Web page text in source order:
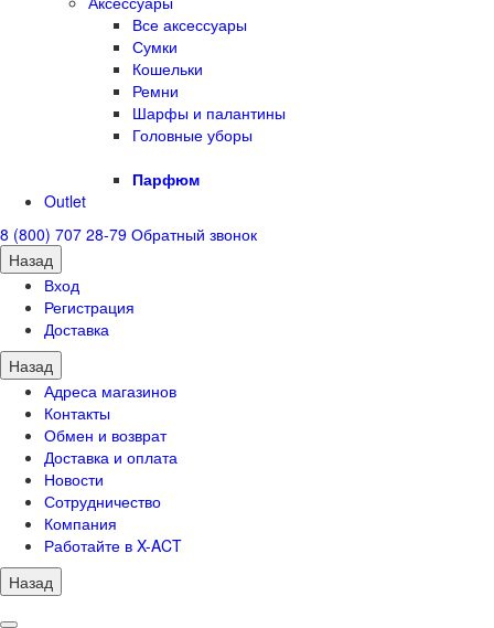
Все аксессуары
Сумки
Кошельки
Ремни
Шарфы и палантины
Головные уборы
Парфюм
Outlet
8 (800) 707 28-79 Обратный звонок
Назад
Вход
Регистрация
Доставка
Назад
Адреса магазинов
Контакты
Обмен и возврат
Доставка и оплата
Новости
Сотрудничество
Компания
Работайте в X-ACT
Назад